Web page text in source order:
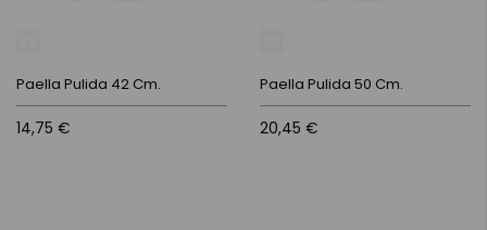
Paella Pulida 42 Cm.
14,75 €
Paella Pulida 50 Cm.
20,45 €